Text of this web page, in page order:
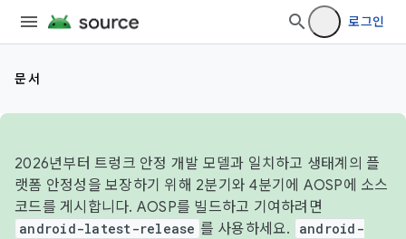
로그인
문서
2026년부터 트렁크 안정 개발 모델과 일치하고 생태계의 플
랫폼 안정성을 보장하기 위해 2분기와 4분기에 AOSP에 소스
코드를 게시합니다. AOSP를 빌드하고 기여하려면
android-latest-release 를 사용하세요.
android-